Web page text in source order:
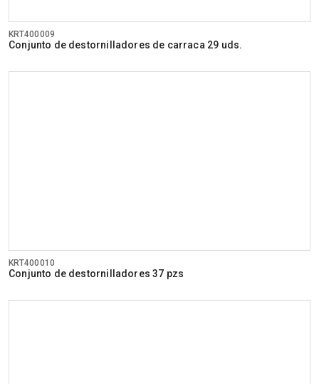
KRT400009
Conjunto de destornilladores de carraca 29 uds.
KRT400010
Conjunto de destornilladores 37 pzs